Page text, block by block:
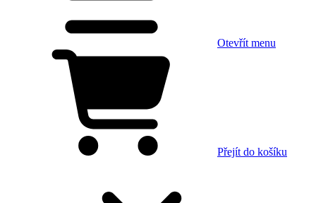
Otevřít menu
Přejít do košíku